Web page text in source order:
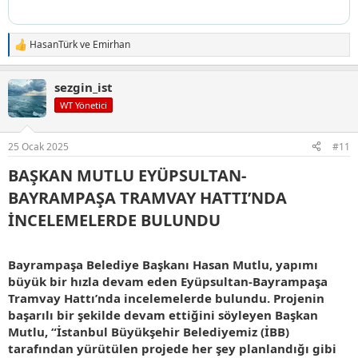
T
e
k
i
l
:
HasanTürkve Emirhan
sezgin_ist
WT Yönetici
25 Ocak 2025 #11
BAŞKAN MUTLU EYÜPSULTAN-
BAYRAMPAŞA TRAMVAY HATTI’NDA
İNCELEMELERDE BULUNDU​
Bayrampaşa Belediye Başkanı Hasan Mutlu, yapımı
büyük bir hızla devam eden Eyüpsultan-Bayrampaşa
Tramvay Hattı’nda incelemelerde bulundu. Projenin
başarılı bir şekilde devam ettiğini söyleyen Başkan
Mutlu, “İstanbul Büyükşehir Belediyemiz (İBB)
tarafından yürütülen projede her şey planlandığı gibi